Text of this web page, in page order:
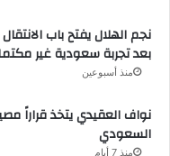
نجم الهلال يفتح باب
بعد تجربة سعودية غير
منذ أسبوعين
نواف العقيدي يتخذ قراراً
السعودي
منذ 7 أيام